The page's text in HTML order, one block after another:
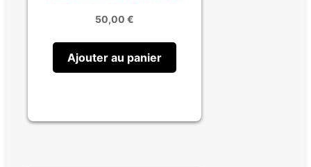
50,00 €
Ajouter au panier